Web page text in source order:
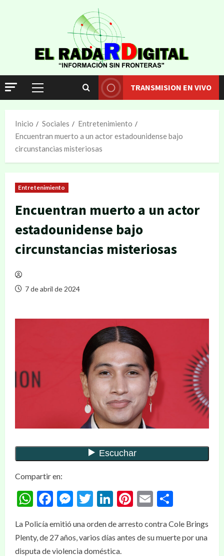
TRANSMISION EN VIVO
Inicio Sociales
Entretenimiento
Encuentran muerto a un actor estadounidense bajo
circunstancias misteriosas
Entretenimiento
Encuentran muerto a un actor
estadounidense bajo
circunstancias misteriosas
7 de abril de 2024
Compartir en:
WhatsApp
Facebook
Messenger
Twitter
LinkedIn
Pinterest
Email
La Policía emitió una orden de arresto contra Cole Brings
Plenty, de 27 años, varios días antes de su muerte por una
disputa de violencia doméstica.